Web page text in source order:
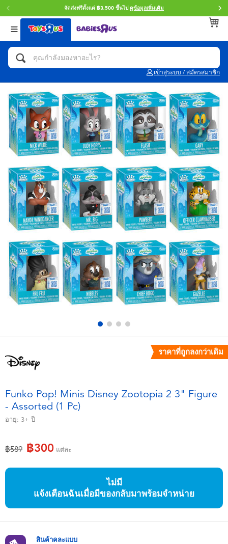
จัดส่งฟรีตั้งแต่ ฿3,500 ขึ้นไป ดูข้อมูลเพิ่มเติม
เข้าสู่ระบบ / สมัครสมาชิก
กลับ
หมวดหมู่
แอคชั่นฟิกเกอร์ และการสวมบทบาทเป็นฮีโร่
ตัวต่อและ LEGO
รถของเล่น, รถบรรทุกของเล่น, รถไฟของเล่น
และรีโมทบังคับ
กิจกรรมและงานคราฟท์
ตุ๊กตาและของสะสม
อุปกรณ์อิเล็คทรอนิกส์
เกมและพัซเซิล
ของเล่นเพื่อการเรียนรู้
กิจกรรมกลางแจ้งและกีฬา
ของเล่นนุ่มนิ่ม
แบตเตอรี่
Nintendo Switch
กลับ
แบรนด์
Toy Story ทอย สตอรี่
Star Wars
LEGOเลโก้
Blokees บล็อคคีส์
Zuru ซูรู
X-Shot
playpop
Barbie บาร์บี้
กลับ
Age
0~2 ปี
5~7 ปี
8~11 ปี
12~14 ปี
14+ ปี
ราคาที่ถูกลงกว่าเดิม
Funko Pop! Minis Disney Zootopia 2 3" Figure
- Assorted (1 Pc)
อายุ: 3+ ปี
ลดราคาจาก
฿589ถึง฿300 แต่ละ
ไม่มี
แจ้งเตือนฉันเมื่อมีของกลับมาพร้อมจำหน่าย
สินค้าคละแบบ